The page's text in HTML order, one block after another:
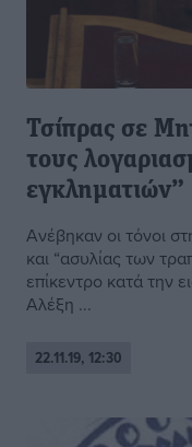
Τσίπρας σε
τους
εγκληματιών”
Ανέβηκαν οι τόνοι
και “ασυλίας των
επίκεντρο κατά την
Αλέξη ...
22.11.19, 12:30